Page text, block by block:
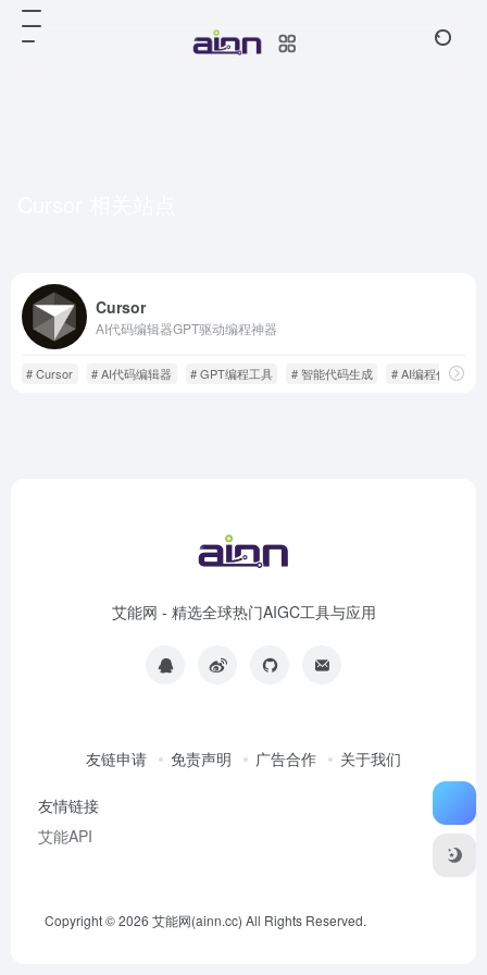
Cursor
AI代码编辑器GPT驱动编程神器
# Cursor # AI代码编辑器 # GPT编程工具 # 智能代码生成 # AI编程代理
艾能网 - 精选全球热门AIGC工具与应用
友链申请 免责声明 广告合作 关于我们
友情链接
艾能API
Copyright © 2026 艾能网(ainn.cc) All Rights Reserved.